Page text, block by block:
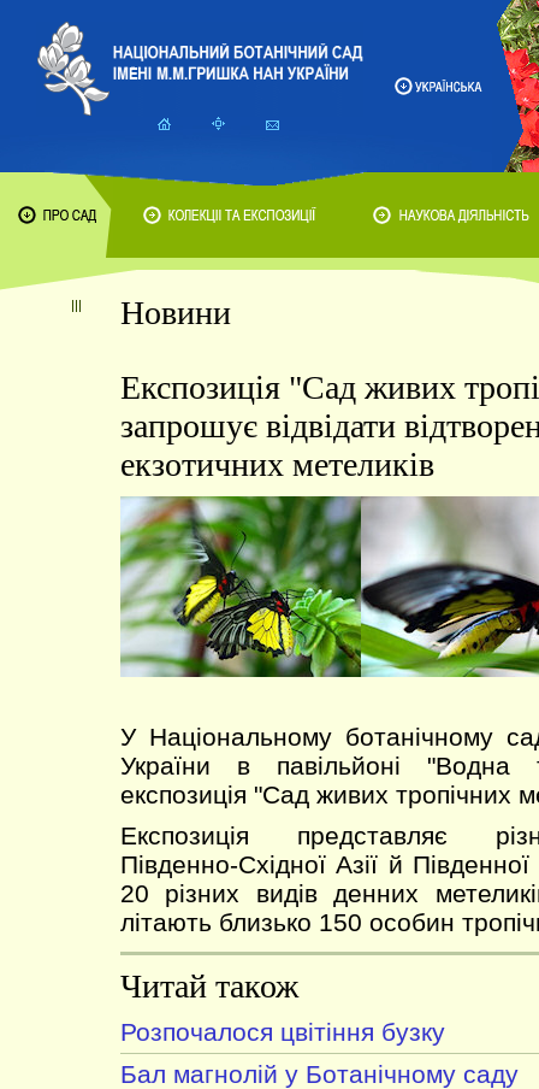
Новини
Експозиція "Сад живих
запрошує відвідати
екзотичних метеликів
У Національному ботанічному
України в павільйоні "Водна
експозиція "Сад живих тропічних
Експозиція представляє
Південно-Східної Азії й
20 різних видів денних
літають близько 150 особин
Читай також
Розпочалося цвітіння бузку
Бал магнолій у Ботанічному саду